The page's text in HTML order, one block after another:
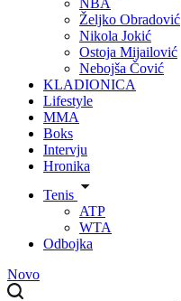
NBA
Željko Obradović
Nikola Jokić
Ostoja Mijailović
Nebojša Čović
KLADIONICA
Lifestyle
MMA
Boks
Intervju
Hronika
Tenis
ATP
WTA
Odbojka
Novo